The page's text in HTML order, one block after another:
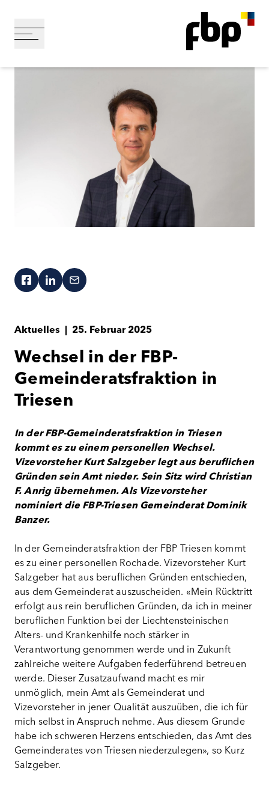
Aktuelles 25. Februar 2025
Wechsel in der FBP-
Gemeinderatsfraktion in
Triesen
In der FBP-Gemeinderatsfraktion in Triesen
kommt es zu einem personellen Wechsel.
Vizevorsteher Kurt Salzgeber legt aus beruflichen
Gründen sein Amt nieder. Sein Sitz wird Christian
F. Anrig übernehmen. Als Vizevorsteher
nominiert die FBP-Triesen Gemeinderat Dominik
Banzer.
In der Gemeinderatsfraktion der FBP Triesen kommt
es zu einer personellen Rochade. Vizevorsteher Kurt
Salzgeber hat aus beruflichen Gründen entschieden,
aus dem Gemeinderat auszuscheiden. «Mein Rücktritt
erfolgt aus rein beruflichen Gründen, da ich in meiner
beruflichen Funktion bei der Liechtensteinischen
Alters- und Krankenhilfe noch stärker in
Verantwortung genommen werde und in Zukunft
zahlreiche weitere Aufgaben federführend betreuen
werde. Dieser Zusatzaufwand macht es mir
unmöglich, mein Amt als Gemeinderat und
Vizevorsteher in jener Qualität auszuüben, die ich für
mich selbst in Anspruch nehme. Aus diesem Grunde
habe ich schweren Herzens entschieden, das Amt des
Gemeinderates von Triesen niederzulegen», so Kurz
Salzgeber.